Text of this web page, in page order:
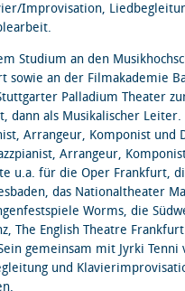
Improvisation,
Studium an den
sowie an der Filmakademie
Palladium Theater
dann als Musikalischer
Arrangeur, Komponist
Arrangeur,
u.a. für die Oper Frankfurt,
das Nationaltheater
Worms, die
The English Theatre
gemeinsam mit Jyrki Tenni
und